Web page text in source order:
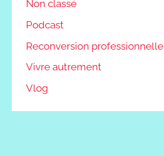
Non classé
Podcast
Reconversion professionnelle
Vivre autrement
Vlog